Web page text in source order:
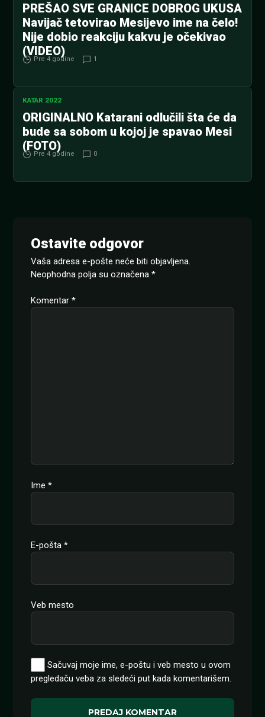
PREŠAO SVE GRANICE DOBROG UKUSA
Navijač tetovirao Mesijevo ime na čelo!
Nije dobio reakciju kakvu je očekivao
(VIDEO)
Pre 4 godine 1
KATAR 2022
ORIGINALNO Katarani odlučili šta će da
bude sa sobom u kojoj je spavao Mesi
(FOTO)
Pre 4 godine 0
Ostavite odgovor
Vaša adresa e-pošte neće biti objavljena.
Neophodna polja su označena *
Komentar *
Ime *
E-pošta *
Veb mesto
Sačuvaj moje ime, e-poštu i veb mesto u ovom
pregledaču veba za sledeći put kada komentarišem.